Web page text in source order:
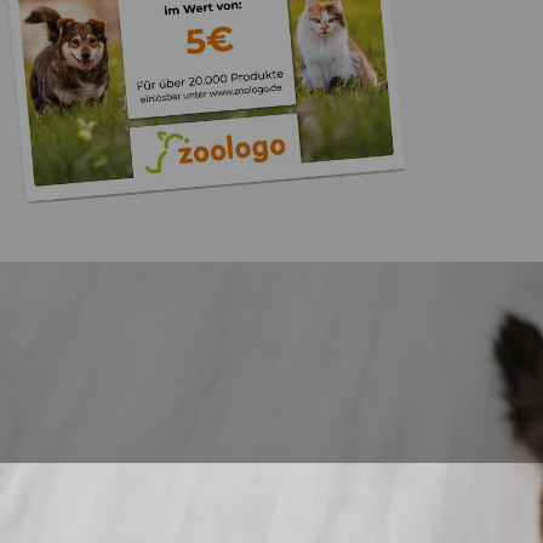
23.589 Bewertungen
„Gute
Zoologo,schnelle
top“